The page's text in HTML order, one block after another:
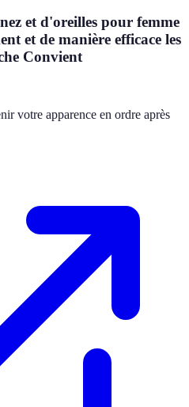
et d'oreilles pour femme
et de manière efficace les
Convient
votre apparence en ordre après